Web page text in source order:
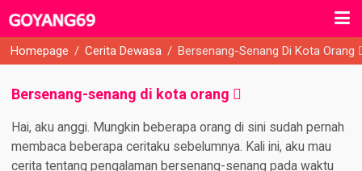
Homepage / Cerita Dewasa / Bersenang-Senang Di Kota Orang
Bersenang-senang di kota orang 
Hai, aku anggi. Mungkin beberapa orang di sini sudah pernah
membaca beberapa ceritaku sebelumnya. Kali ini, aku mau
cerita tentang pengalaman bersenang-senang pada waktu